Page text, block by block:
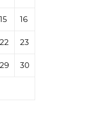
15 16
22 23
29 30